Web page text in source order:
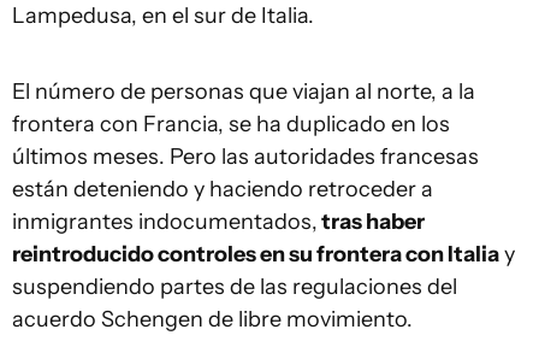
Lampedusa, en el sur de Italia.
El número de personas que viajan al norte, a la
frontera con Francia, se ha duplicado en los
últimos meses. Pero las autoridades francesas
están deteniendo y haciendo retroceder a
inmigrantes indocumentados,tras haber
reintroducido controles en su frontera con Italiay
suspendiendo partes de las regulaciones del
acuerdo Schengen de libre movimiento.